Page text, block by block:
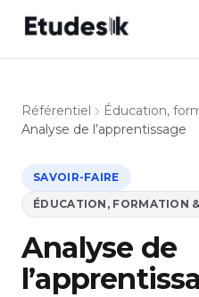
Référentiel
Éducation,
Analyse de l’apprentissage
SAVOIR-FAIRE
ÉDUCATION, FORMATION
Analyse de